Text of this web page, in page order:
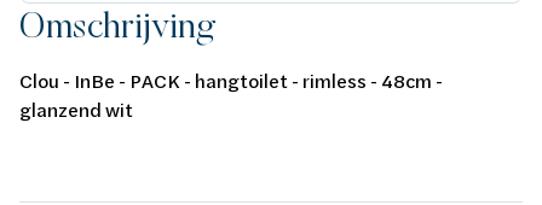
Omschrijving
Clou - InBe - PACK - hangtoilet - rimless - 48cm -
glanzend wit